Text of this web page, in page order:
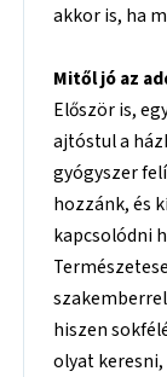
akkor is, ha
Mitől jó az
Először is,
ajtóstul a
gyógyszer
hozzánk, és
kapcsolódni
hiszen
olyat